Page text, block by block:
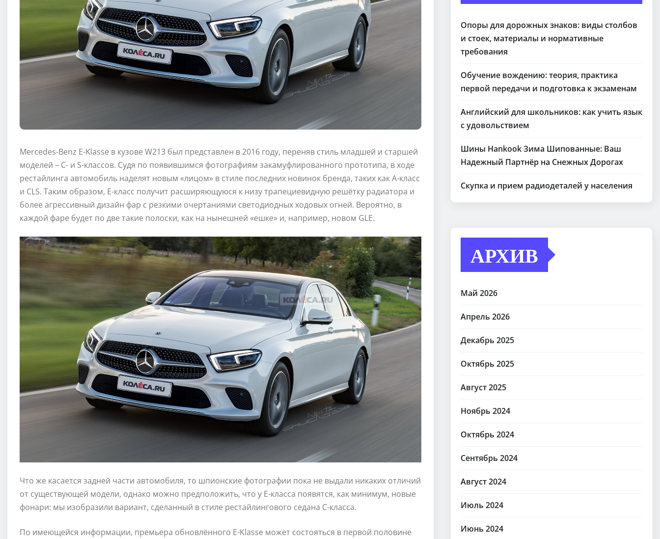
Mercedes-Benz E-Klasse в кузове W213 был представлен в 2016 году, переняв стиль младшей и старшей
моделей – С- и S-классов. Судя по появившимся фотографиям закамуфлированного прототипа, в ходе
рестайлинга автомобиль наделят новым «лицом» в стиле последних новинок бренда, таких как А-класс
и CLS. Таким образом, Е-класс получит расширяющуюся к низу трапециевидную решётку радиатора и
более агрессивный дизайн фар с резкими очертаниями светодиодных ходовых огней. Вероятно, в
каждой фаре будет по две такие полоски, как на нынешней «ешке» и, например, новом GLE.
Что же касается задней части автомобиля, то шпионские фотографии пока не выдали никаких отличий
от существующей модели, однако можно предположить, что у Е-класса появятся, как минимум, новые
фонари: мы изобразили вариант, сделанный в стиле рестайлингового седана С-класса.
По имеющейся информации, премьера обновлённого E-Klasse может состояться в первой половине
Опоры для дорожных знаков: виды столбов
и стоек, материалы и нормативные
требования
Обучение вождению: теория, практика
первой передачи и подготовка к экзаменам
Английский для школьников: как учить язык
с удовольствием
Шины Hankook Зима Шипованные: Ваш
Надежный Партнёр на Снежных Дорогах
Скупка и прием радиодеталей у населения
АРХИВ
Май 2026
Апрель 2026
Декабрь 2025
Октябрь 2025
Август 2025
Ноябрь 2024
Октябрь 2024
Сентябрь 2024
Август 2024
Июль 2024
Июнь 2024